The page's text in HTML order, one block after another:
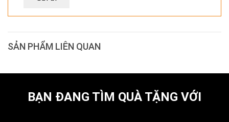
SẢN PHẨM LIÊN QUAN
BẠN ĐANG TÌM QUÀ TẶNG VỚI